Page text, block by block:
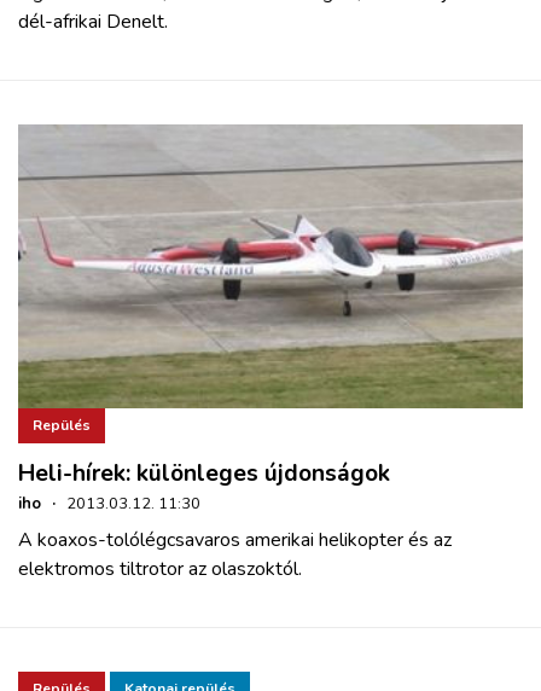
dél-afrikai Denelt.
Repülés
Heli-hírek: különleges újdonságok
iho · 2013.03.12. 11:30
A koaxos-tolólégcsavaros amerikai helikopter és az
elektromos tiltrotor az olaszoktól.